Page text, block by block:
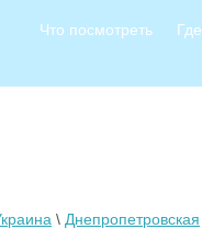
Что посмотреть
\ Днепропетровская